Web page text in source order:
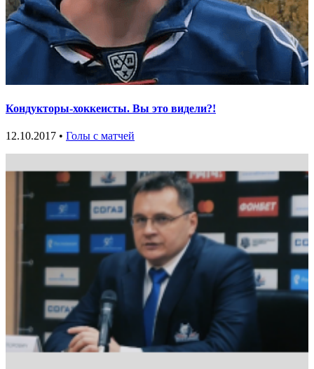
Кондукторы-хоккеисты. Вы это видели?!
12.10.2017 • Голы с матчей